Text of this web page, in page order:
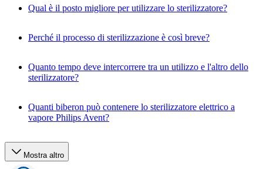
Qual è il posto migliore per utilizzare lo sterilizzatore?
Perché il processo di sterilizzazione è così breve?
Quanto tempo deve intercorrere tra un utilizzo e l'altro dello
sterilizzatore?
Quanti biberon può contenere lo sterilizzatore elettrico a
vapore Philips Avent?
Mostra altro